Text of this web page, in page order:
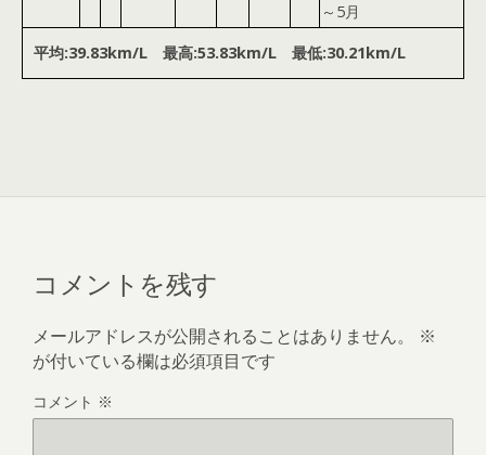
～5月
平均:39.83km/L 最高:53.83km/L 最低:30.21km/L
コメントを残す
メールアドレスが公開されることはありません。
※
が付いている欄は必須項目です
コメント ※